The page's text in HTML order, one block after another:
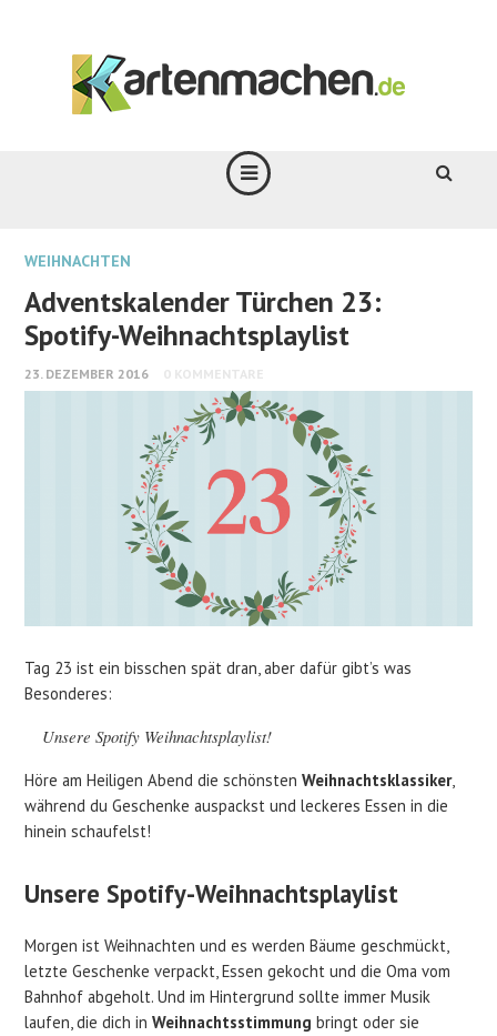
WEIHNACHTEN
Adventskalender Türchen 23:
Spotify-Weihnachtsplaylist
23. DEZEMBER 2016 0 KOMMENTARE
Tag 23 ist ein bisschen spät dran, aber dafür gibt’s was
Besonderes:
Unsere Spotify Weihnachtsplaylist!
Höre am Heiligen Abend die schönstenWeihnachtsklassiker,
während du Geschenke auspackst und leckeres Essen in die
hinein schaufelst!
Unsere Spotify-Weihnachtsplaylist
Morgen ist Weihnachten und es werden Bäume geschmückt,
letzte Geschenke verpackt, Essen gekocht und die Oma vom
Bahnhof abgeholt. Und im Hintergrund sollte immer Musik
laufen, die dich inWeihnachtsstimmung bringt oder sie